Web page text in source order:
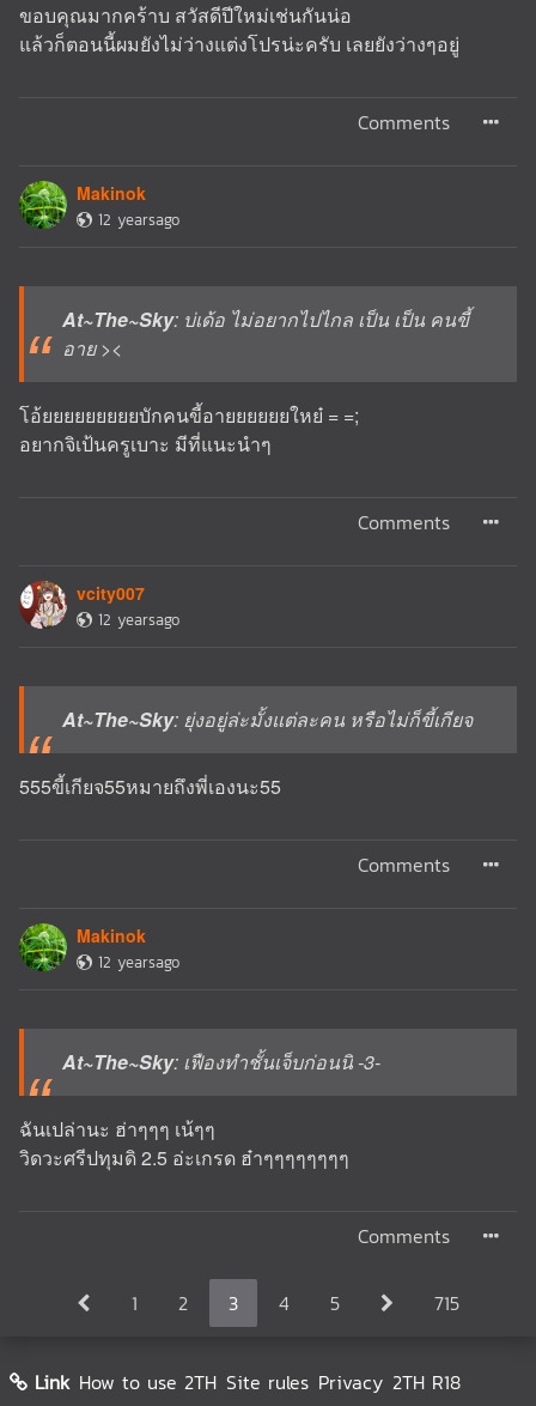
ขอบคุณมากคร้าบ สวัสดีปีใหม่เช่นกันน่อ
แล้วก็ตอนนี้ผมยังไม่ว่างแต่งโปรน่ะครับ เลยยังว่างๆอยู่
Comments
Makinok
12 yearsago
At~The~Sky: บ่เด้อ ไม่อยากไปไกล เป็น เป็น คนขี้
อาย ><
โอ้ยยยยยยยยยบักคนขี้อายยยยยยใหย๋ = =;
อยากจิเป้นครูเบาะ มีที่แนะนำๆ
Comments
vcity007
12 yearsago
At~The~Sky: ยุ่งอยู่ล่ะมั้งแต่ละคน หรือไม่ก็ขี้เกียจ
555ขี้เกียจ55หมายถึงพี่เองนะ55
Comments
Makinok
12 yearsago
At~The~Sky: เฟืองทำชั้นเจ็บก่อนนิ -3-
ฉันเปล่านะ ฮ่าๆๆๆ เน้ๆๆ
วิดวะศรีปทุมดิ 2.5 อ่ะเกรด ฮ๋าๆๆๆๆๆๆๆๆ
Comments
1 2 3 4 5 715
Link How to use 2TH Site rules Privacy 2TH R18